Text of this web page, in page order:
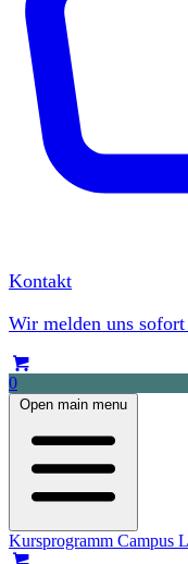
Kontakt
Wir melden uns
0
Open main menu
Kursprogramm Campus